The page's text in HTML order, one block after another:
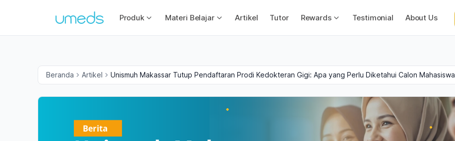
Produk Materi Belajar Artikel Tutor Rewards Testimonial About Us
Beranda Artikel Unismuh Makassar Tutup Pendaftaran Prodi Kedokteran Gigi: Apa yang Perlu Diketahui Calon Mahasiswa